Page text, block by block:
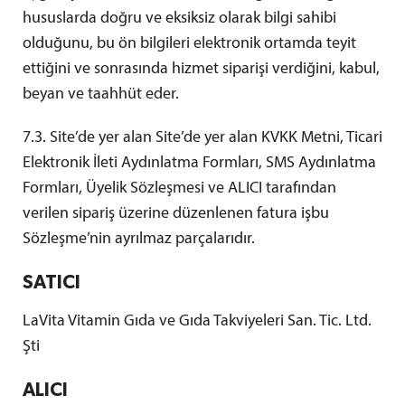
hususlarda doğru ve eksiksiz olarak bilgi sahibi
olduğunu, bu ön bilgileri elektronik ortamda teyit
ettiğini ve sonrasında hizmet siparişi verdiğini, kabul,
beyan ve taahhüt eder.
7.3. Site’de yer alan Site’de yer alan KVKK Metni, Ticari
Elektronik İleti Aydınlatma Formları, SMS Aydınlatma
Formları, Üyelik Sözleşmesi ve ALICI tarafından
verilen sipariş üzerine düzenlenen fatura işbu
Sözleşme’nin ayrılmaz parçalarıdır.
SATICI
LaVita Vitamin Gıda ve Gıda Takviyeleri San. Tic. Ltd.
Şti
ALICI